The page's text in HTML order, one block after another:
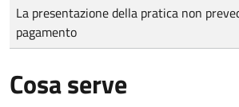
Tipo di pagamento
Importo
La presentazione della pratica non
pagamento
Cosa serve